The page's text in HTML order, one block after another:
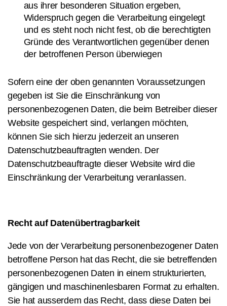
aus ihrer besonderen Situation ergeben,
Widerspruch gegen die Verarbeitung eingelegt
und es steht noch nicht fest, ob die berechtigten
Gründe des Verantwortlichen gegenüber denen
der betroffenen Person überwiegen
Sofern eine der oben genannten Voraussetzungen
gegeben ist Sie die Einschränkung von
personenbezogenen Daten, die beim Betreiber dieser
Website gespeichert sind, verlangen möchten,
können Sie sich hierzu jederzeit an unseren
Datenschutzbeauftragten wenden. Der
Datenschutzbeauftragte dieser Website wird die
Einschränkung der Verarbeitung veranlassen.
Recht auf Datenübertragbarkeit
Jede von der Verarbeitung personenbezogener Daten
betroffene Person hat das Recht, die sie betreffenden
personenbezogenen Daten in einem strukturierten,
gängigen und maschinenlesbaren Format zu erhalten.
Sie hat ausserdem das Recht, dass diese Daten bei